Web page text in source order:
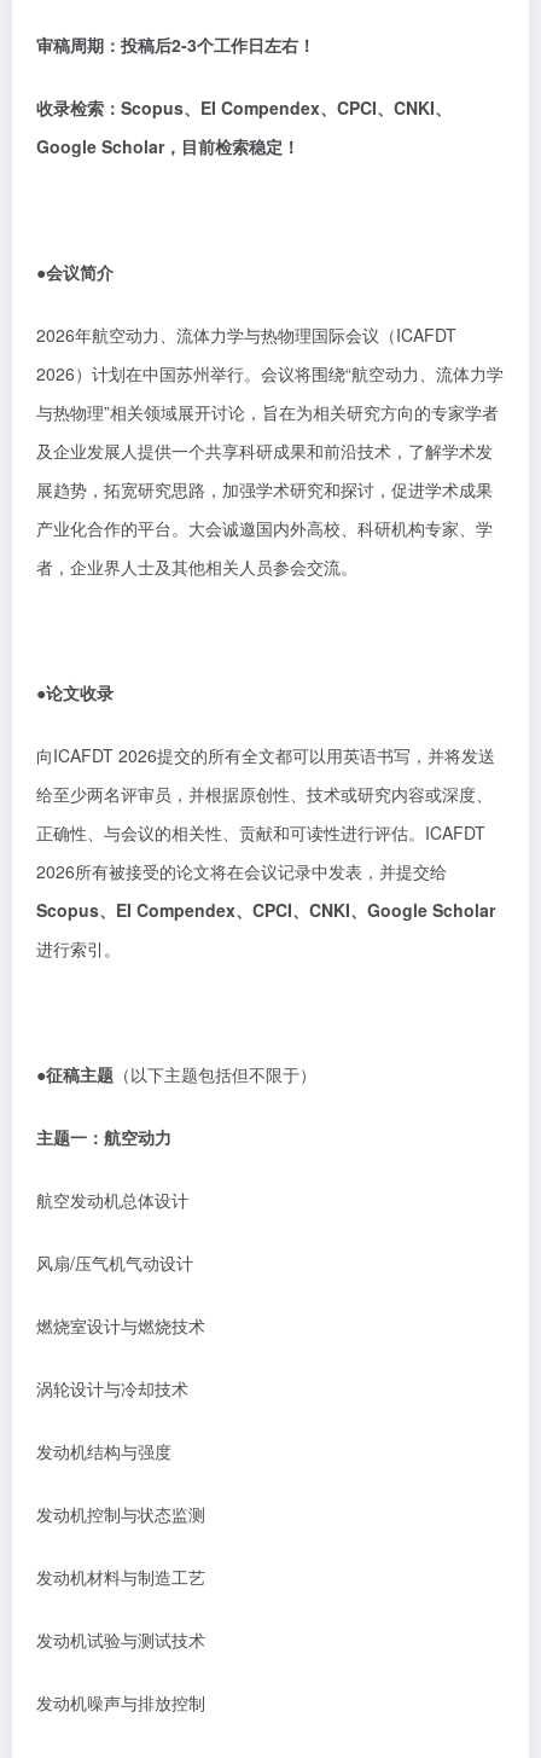
审稿周期： 投稿后2-3个工作日左右！
收录检索： Scopus、EI Compendex、CPCI、CNKI、
Google Scholar，目前检索稳定！
●会议简介
2026年航空动力、流体力学与热物理国际会议（ICAFDT
2026）计划在中国苏州举行。会议将围绕“航空动力、流体力学
与热物理”相关领域展开讨论，旨在为相关研究方向的专家学者
及企业发展人提供一个共享科研成果和前沿技术，了解学术发
展趋势，拓宽研究思路，加强学术研究和探讨，促进学术成果
产业化合作的平台。大会诚邀国内外高校、科研机构专家、学
者，企业界人士及其他相关人员参会交流。
●论文收录
向ICAFDT 2026提交的所有全文都可以用英语书写，并将发送
给至少两名评审员，并根据原创性、技术或研究内容或深度、
正确性、与会议的相关性、贡献和可读性进行评估。ICAFDT
2026所有被接受的论文将在会议记录中发表，并提交给
Scopus、EI Compendex、CPCI、CNKI、Google Scholar
进行索引。
●征稿主题 （以下主题包括但不限于）
主题一：航空动力
航空发动机总体设计
风扇/压气机气动设计
燃烧室设计与燃烧技术
涡轮设计与冷却技术
发动机结构与强度
发动机控制与状态监测
发动机材料与制造工艺
发动机试验与测试技术
发动机噪声与排放控制